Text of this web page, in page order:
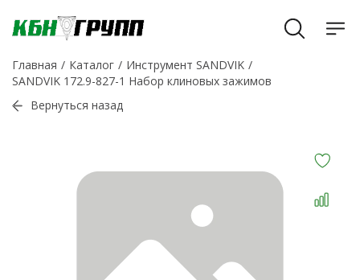
Главная Каталог
Инструмент SANDVIK
SANDVIK 172.9-827-1 Набор клиновых зажимов
Вернуться назад